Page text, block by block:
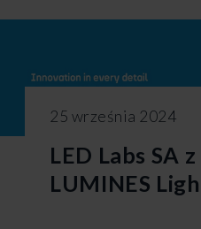
25 września 2024
LED Labs SA
LUMINES